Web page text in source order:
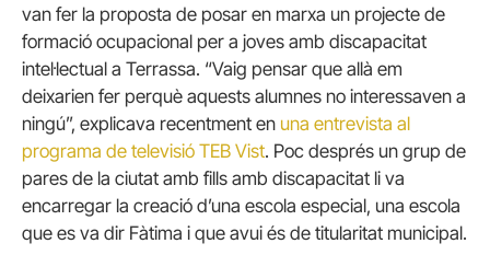
van fer la proposta de posar en marxa un projecte de
formació ocupacional per a joves amb discapacitat
intel·lectual a Terrassa. “Vaig pensar que allà em
deixarien fer perquè aquests alumnes no interessaven a
ningú”, explicava recentment en una entrevista al
programa de televisió TEB Vist. Poc després un grup de
pares de la ciutat amb fills amb discapacitat li va
encarregar la creació d’una escola especial, una escola
que es va dir Fàtima i que avui és de titularitat municipal.